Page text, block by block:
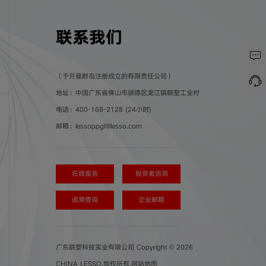
联系我们
（于开曼群岛注册成立的有限责任公司）
地址：中国广东省佛山市顺德区龙江镇联塑工业村
电话：400-168-2128 (24小时)
邮箱：lessoppgl@lesso.com
在线留言 投资者咨询
追溯查询 企业邮箱
广东联塑科技实业有限公司 Copyright © 2026
CHINA LESSO.版权所有.网站地图